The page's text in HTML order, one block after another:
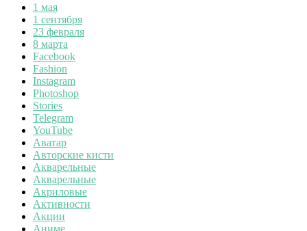
1 мая
1 сентября
23 февраля
8 марта
Facebook
Fashion
Instagram
Photoshop
Stories
Telegram
YouTube
Аватар
Авторские кисти
Акварельные
Акварельные
Акриловые
Активности
Акции
Аниме